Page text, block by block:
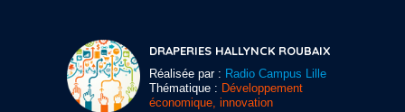
DRAPERIES HALLYNCK ROUBAIX
Réalisée par : Radio Campus Lille
Thématique : Développement
économique, innovation